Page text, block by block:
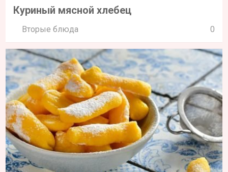
Куриный мясной хлебец
Вторые блюда 0